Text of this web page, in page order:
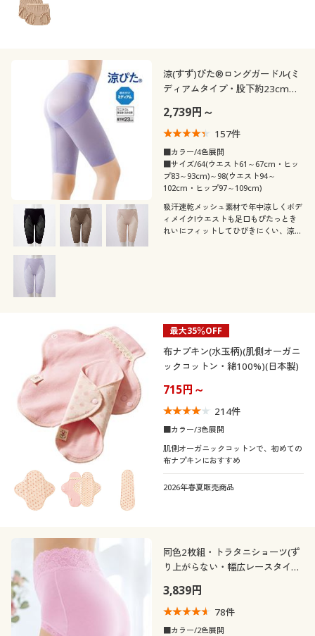
涼(すず)ぴた®ロングガードル(ミ
ディアムタイプ・股下約23cm・
2,739円～
157件
■カラー/4色展開
■サイズ/64(ウエスト61～67cm・ヒッ
プ83～93cm)～98(ウエスト94～
102cm・ヒップ97～109cm)
吸汗速乾メッシュ素材で年中涼しくボデ
ィメイク!ウエストも足口もぴたっとき
れいにフィットしてひびきにくい、涼ぴ
最大35％OFF
布ナプキン(水玉柄)(肌側オーガニ
ックコットン・綿100%)(日本製)
715円～
214件
■カラー/3色展開
肌側オーガニックコットンで、初めての
布ナプキンにおすすめ
2026年春夏販売商品
同色2枚組・トラタニショーツ(ず
り上がらない・幅広レースタイ
3,839円
78件
■カラー/2色展開